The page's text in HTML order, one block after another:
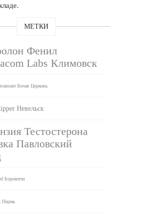
МЕТКИ
Фенил
Labs Климовск
Белая Церковь
Невельск
Тестостерона
Павловский
Боровичи
Пермь